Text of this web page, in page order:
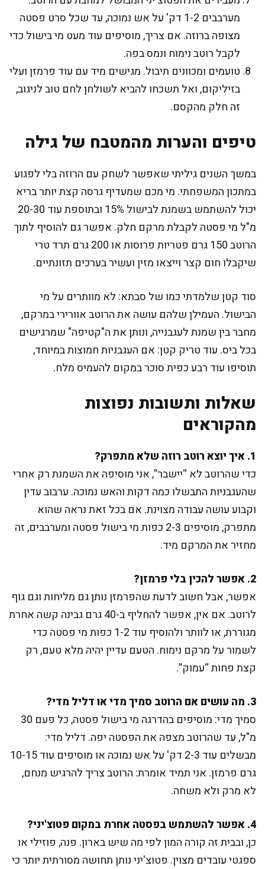
מערבבים 1-2 דק' על אש נמוכה, עד שכל סרט פסטה
מצופה ברוזה. אם צריך, מוסיפים עוד מעט מי בישול כדי
לקבל רוטב נימוח ונמס בפה.
טועמים ומכוונים תיבול. מגישים מיד עם עוד פרמזן ועלי
בזיליקום, ואל תשכחו להביא לשולחן לחם טוב לניגוב,
זה חלק מהקסם.
טיפים והערות מהמטבח של גילה
במשך השנים גיליתי שאפשר לשחק עם הרוזה בלי לפגוע
במתכון המשפחתי. מי מכם שמעדיף גרסה קצת יותר בריא
יכול להשתמש בשמנת לבישול 15% ובתוספת עוד 20-30
מ"ל מי פסטה לקבלת מרקם חלק. אפשר גם להוסיף לתוך
הרוטב 150 גרם פטריות פרוסות או 200 גרם תרד טרי
שיקבלו חום קצר וייצאו מזין ועשיר בערכים תזונתיים.
סוד קטן שלמדתי כמו של סבתא: לא מוותרים על מי
הבישול. העמילן שלהם עושה את הרוטב אוורירי במרקם,
מחבר בין שמנת לעגבנייה, ונותן את ה"קטיפה" שמרגישים
בכל ביס. עוד טריק קטן: אם העגבניות חמוצות במיוחד,
תוסיפו עוד רבע כפית סוכר במקום להעמיס מלח.
שאלות ותשובות נפוצות
מהקוראים
1. איך יוצא רוטב רוזה שלא מתפרק?
כדי שהרוטב לא “יישבר”, אני מוסיפה את השמנת רק אחרי
שהעגבניות התבשלו כמה דקות והאש נמוכה. ערבוב עדין
וקבוע עושה עבודה מצוינת. אם בכל זאת נראה שהוא
מתפרק, מוסיפים 2-3 כפות מי בישול פסטה ומערבבים, זה
מחזיר את המרקם מיד.
2. אפשר להכין בלי פרמזן?
אפשר, אבל חשוב לדעת שהפרמזן נותן גם מליחות וגם גוף
לרוטב. אם אין, אפשר להחליף ב-40 גרם גבינה קשה אחרת
מגוררת, או לוותר ולהוסיף עוד 1-2 כפות מי פסטה כדי
לשמור על מרקם נימוח. הטעם עדיין יהיה מלא טעם, רק
קצת פחות “עמוק”.
3. מה עושים אם הרוטב סמיך מדי או דליל מדי?
סמיך מדי: מוסיפים בהדרגה מי בישול פסטה, כל פעם 30
מ"ל, עד שהרוטב מצפה את הפסטה יפה. דליל מדי:
מבשלים עוד 2-3 דק' על אש נמוכה או מוסיפים עוד 10-15
גרם פרמזן. אני תמיד אומרת: הרוטב צריך להרגיש מנחם,
לא מרק ולא משחה.
4. אפשר להשתמש בפסטה אחרת במקום פטוצ'יני?
כן, ובבית זה קורה המון לפי מה שיש בארון. פנה, פוזילי או
ספגטי עובדים מצוין. פטוצ'יני נותן תחושה מסורתית יותר כי